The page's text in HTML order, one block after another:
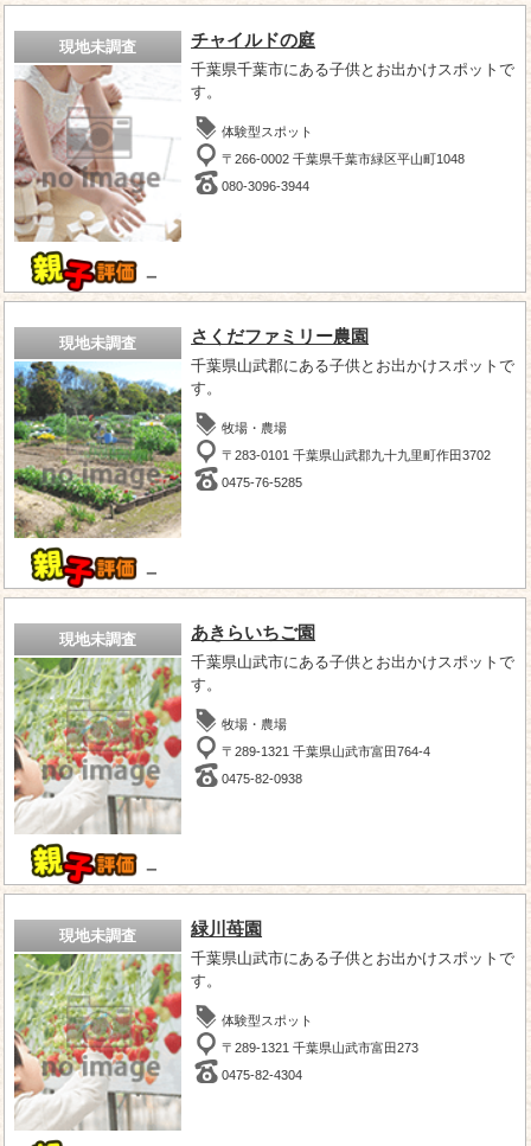
現地未調査
－
チャイルドの庭
千葉県千葉市にある子供とお出かけスポットで
す。
体験型スポット
〒266-0002 千葉県千葉市緑区平山町1048
080-3096-3944
現地未調査
－
さくだファミリー農園
千葉県山武郡にある子供とお出かけスポットで
す。
牧場・農場
〒283-0101 千葉県山武郡九十九里町作田3702
0475-76-5285
現地未調査
－
あきらいちご園
千葉県山武市にある子供とお出かけスポットで
す。
牧場・農場
〒289-1321 千葉県山武市富田764-4
0475-82-0938
現地未調査 緑川苺園
千葉県山武市にある子供とお出かけスポットで
す。
体験型スポット
〒289-1321 千葉県山武市富田273
0475-82-4304